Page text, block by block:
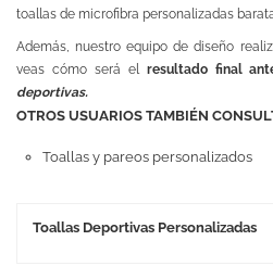
toallas de microfibra personalizadas
Además, nuestro equipo de diseño
veas cómo será el resultado final
deportivas.
OTROS USUARIOS TAMBIÉN
Toallas y pareos personalizados
Toallas Deportivas Personalizadas